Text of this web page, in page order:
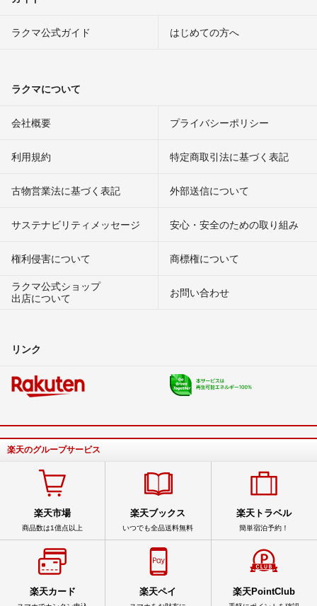
ラクマ公式ガイド はじめての方へ
ラクマについて
会社概要 プライバシーポリシー
利用規約 特定商取引法に基づく表記
古物営業法に基づく表記 外部送信について
サステナビリティメッセージ 安心・安全のための取り組み
権利侵害について
商標権について
ラクマ公式ショップ
出店について
お問い合わせ
リンク
楽天のグループサービス
楽天市場
商品数は1億点以上
楽天ブックス
いつでも全品送料無料
楽天トラベル
簡単宿泊予約！
楽天カード 楽天ペイ 楽天PointClub